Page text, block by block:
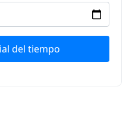
del tiempo